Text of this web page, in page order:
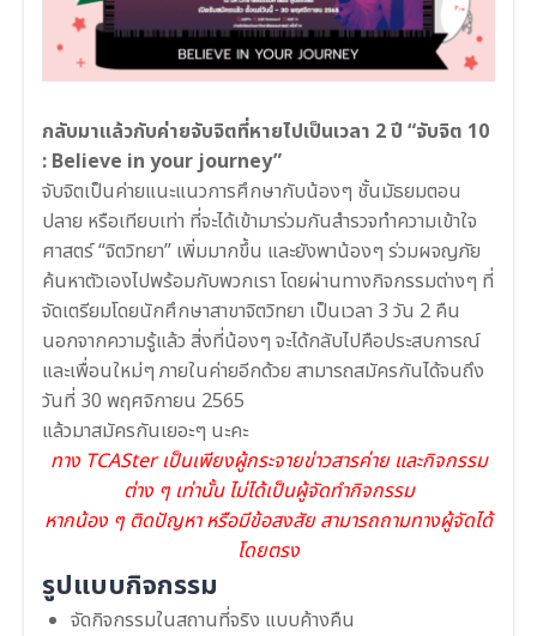
กลับมาแล้วกับค่ายจับจิตที่หายไปเป็นเวลา 2 ปี “จับจิต 10
: Believe in your journey”
จับจิตเป็นค่ายแนะแนวการศึกษากับน้องๆ ชั้นมัธยมตอน
ปลาย หรือเทียบเท่า ที่จะได้เข้ามาร่วมกันสำรวจทำความเข้าใจ
ศาสตร์ “จิตวิทยา” เพิ่มมากขึ้น และยังพาน้องๆ ร่วมผจญภัย
ค้นหาตัวเองไปพร้อมกับพวกเรา โดยผ่านทางกิจกรรมต่างๆ ที่
จัดเตรียมโดยนักศึกษาสาขาจิตวิทยา เป็นเวลา 3 วัน 2 คืน
นอกจากความรู้แล้ว สิ่งที่น้องๆ จะได้กลับไปคือประสบการณ์
และเพื่อนใหม่ๆ ภายในค่ายอีกด้วย สามารถสมัครกันได้จนถึง
วันที่ 30 พฤศจิกายน 2565
แล้วมาสมัครกันเยอะๆ นะคะ
ทาง TCASter เป็นเพียงผู้กระจายข่าวสารค่าย และกิจกรรม
ต่าง ๆ เท่านั้น ไม่ได้เป็นผู้จัดทำกิจกรรม
หากน้อง ๆ ติดปัญหา หรือมีข้อสงสัย สามารถถามทางผู้จัดได้
โดยตรง
รูปแบบกิจกรรม
จัดกิจกรรมในสถานที่จริง แบบค้างคืน